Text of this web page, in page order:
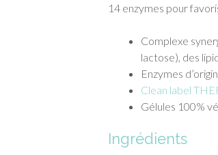
14 enzymes pour
Complexe
lactose), des
Enzymes
Clean label
Gélules 100%
Ingrédients